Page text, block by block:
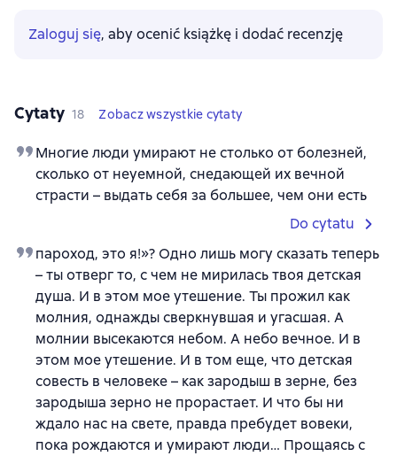
Zaloguj się, aby ocenić książkę i dodać recenzję
Cytaty 18 Zobacz wszystkie cytaty
Многие люди умирают не столько от болезней,
сколько от неуемной, снедающей их вечной
страсти – выдать себя за большее, чем они есть
Do cytatu
пароход, это я!»? Одно лишь могу сказать теперь
– ты отверг то, с чем не мирилась твоя детская
душа. И в этом мое утешение. Ты прожил как
молния, однажды сверкнувшая и угасшая. А
молнии высекаются небом. А небо вечное. И в
этом мое утешение. И в том еще, что детская
совесть в человеке – как зародыш в зерне, без
зародыша зерно не прорастает. И что бы ни
ждало нас на свете, правда пребудет вовеки,
пока рождаются и умирают люди… Прощаясь с